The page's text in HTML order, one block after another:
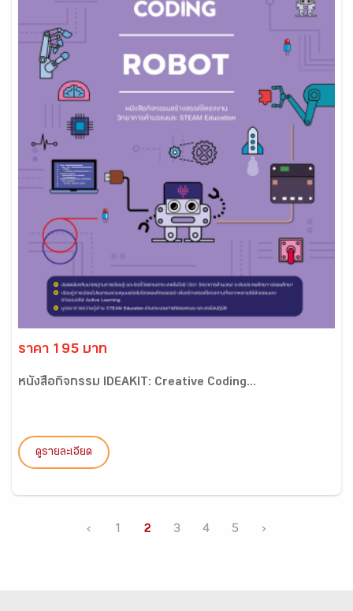
ราคา 195 บาท
หนังสือกิจกรรม IDEAKIT: Creative Coding...
ดูรายละเอียด
‹ 1 2 3 4 5 ›